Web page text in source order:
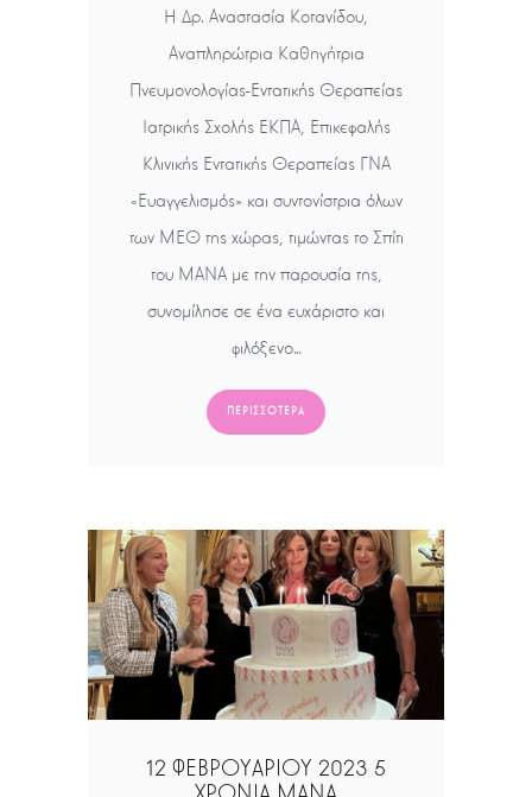
H Δρ. Αναστασία Κοτανίδου,
Αναπληρώτρια Καθηγήτρια
Πνευμονολογίας-Εντατικής Θεραπείας
Ιατρικής Σχολής ΕΚΠΑ, Επικεφαλής
Κλινικής Εντατικής Θεραπείας ΓΝΑ
«Ευαγγελισμός» και συντονίστρια όλων
των ΜΕΘ της χώρας, τιμώντας το Σπίτι
του ΜΑΝΑ με την παρουσία της,
συνομίλησε σε ένα ευχάριστο και
φιλόξενο…
ΠΕΡΙΣΣΌΤΕΡΑ
12 ΦΕΒΡΟΥΑΡΙΟΥ 2023 5